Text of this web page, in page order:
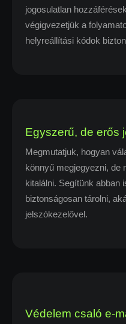
jogosulatlan
végigvezetjük a
helyreállítási kódok
Egyszerű, de erős
Megmutatjuk, hogyan
könnyű megjegyezni, de
kitalálni. Segítünk abban
biztonságosan tárolni,
jelszókezelővel.
Védelem csaló e-